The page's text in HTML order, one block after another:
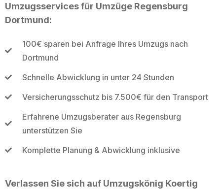
Umzugsservices für Umzüge Regensburg
Dortmund:
100€ sparen bei Anfrage Ihres Umzugs nach
Dortmund
Schnelle Abwicklung in unter 24 Stunden
Versicherungsschutz bis 7.500€ für den Transport
Erfahrene Umzugsberater aus Regensburg
unterstützen Sie
Komplette Planung & Abwicklung inklusive
Verlassen Sie sich auf Umzugskönig Koertig